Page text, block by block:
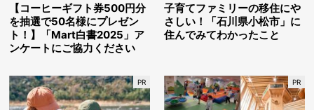
【コーヒーギフト券500円分
を抽選で50名様にプレゼン
ト！】「Mart白書2025」ア
ンケートにご協力ください
子育てファミリーの移住にや
さしい！「石川県小松市」に
住んでみてわかったこと